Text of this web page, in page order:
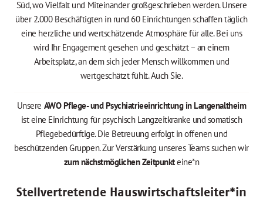
Süd, wo Vielfalt und Miteinander großgeschrieben werden. Unsere
über 2.000 Beschäftigten in rund 60 Einrichtungen schaffen täglich
eine herzliche und wertschätzende Atmosphäre für alle. Bei uns
wird Ihr Engagement gesehen und geschätzt – an einem
Arbeitsplatz, an dem sich jeder Mensch willkommen und
wertgeschätzt fühlt. Auch Sie.
Unsere AWO Pflege- und Psychiatrieeinrichtung in Langenaltheim
ist eine Einrichtung für psychisch Langzeitkranke und somatisch
Pflegebedürftige. Die Betreuung erfolgt in offenen und
beschützenden Gruppen. Zur Verstärkung unseres Teams suchen wir
zum nächstmöglichen Zeitpunkteine*n
Stellvertretende Hauswirtschaftsleiter*in